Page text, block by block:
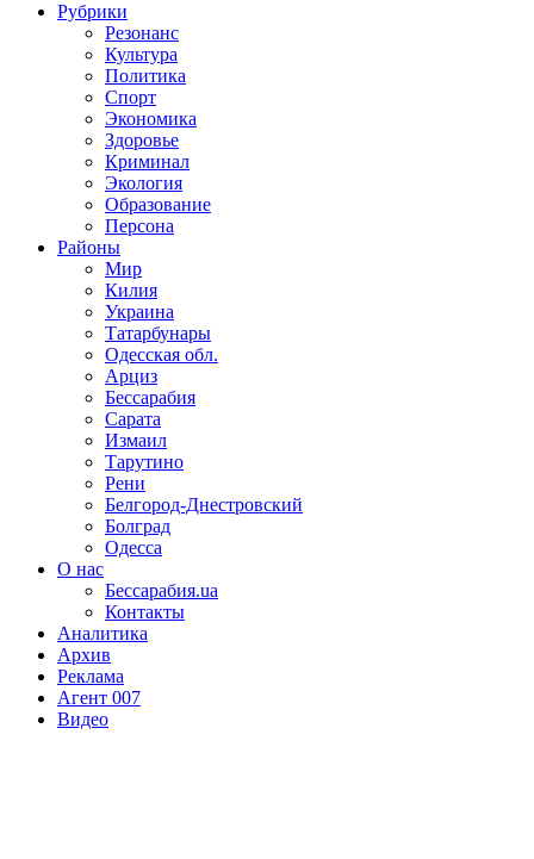
Рубрики
Резонанс
Культура
Политика
Спорт
Экономика
Здоровье
Криминал
Экология
Образование
Персона
Районы
Мир
Килия
Украина
Татарбунары
Одесская обл.
Арциз
Бессарабия
Сарата
Измаил
Тарутино
Рени
Белгород-Днестровский
Болград
Одесса
О нас
Бессарабия.ua
Контакты
Аналитика
Архив
Реклама
Агент 007
Видео